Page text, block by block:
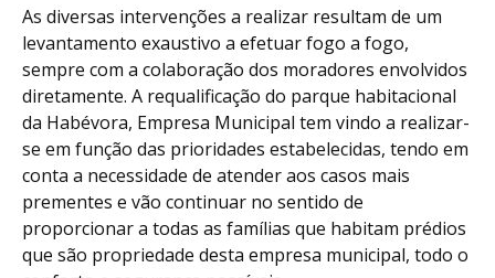
As diversas intervenções a realizar resultam de um
levantamento exaustivo a efetuar fogo a fogo,
sempre com a colaboração dos moradores envolvidos
diretamente. A requalificação do parque habitacional
da Habévora, Empresa Municipal tem vindo a realizar-
se em função das prioridades estabelecidas, tendo em
conta a necessidade de atender aos casos mais
prementes e vão continuar no sentido de
proporcionar a todas as famílias que habitam prédios
que são propriedade desta empresa municipal, todo o